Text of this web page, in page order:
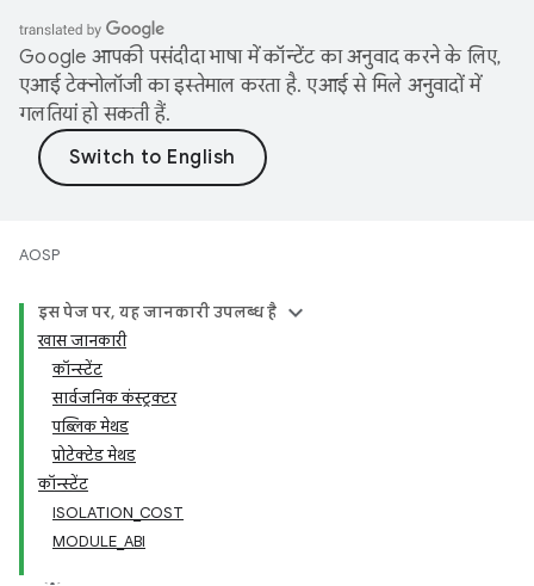
Google आपकी पसंदीदा भाषा में कॉन्टेंट का अनुवाद करने के लिए,
एआई टेक्नोलॉजी का इस्तेमाल करता है. एआई से मिले अनुवादों में
गलतियां हो सकती हैं.
AOSP
इस पेज पर, यह जानकारी उपलब्ध है
खास जानकारी
कॉन्स्टेंट
सार्वजनिक कंस्ट्रक्टर
पब्लिक मेथड
प्रोटेक्टेड मेथड
कॉन्स्टेंट
ISOLATION_COST
MODULE_ABI